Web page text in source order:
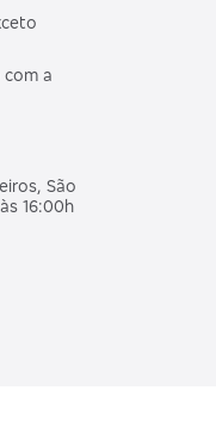
a
São
16:00h